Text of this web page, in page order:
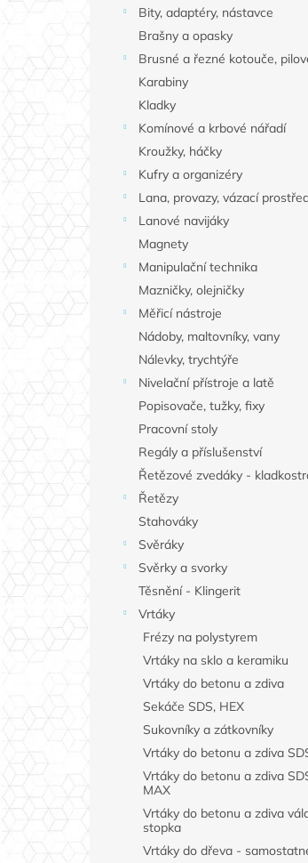
Bity, adaptéry, nástavce
Brašny a opasky
Brusné a řezné kotouče,
Karabiny
Kladky
Komínové a krbové nářadí
Kroužky, háčky
Kufry a organizéry
Lana, provazy, vázací
Lanové navijáky
Magnety
Manipulační technika
Mazničky, olejničky
Měřicí nástroje
Nádoby, maltovníky, vany
Nálevky, trychtýře
Nivelační přístroje a latě
Popisovače, tužky, fixy
Pracovní stoly
Regály a příslušenství
Řetězové zvedáky -
Řetězy
Stahováky
Svěráky
Svěrky a svorky
Těsnění - Klingerit
Vrtáky
Frézy na polystyrem
Vrtáky na sklo a keramiku
Vrtáky do betonu a zdiva
Sekáče SDS, HEX
Sukovníky a zátkovníky
Vrtáky do betonu a zdiva
Vrtáky do betonu a zdiva
MAX
Vrtáky do betonu a zdiva
stopka
Vrtáky do dřeva -